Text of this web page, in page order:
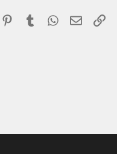
PinterestTumblr WhatsApp
Email